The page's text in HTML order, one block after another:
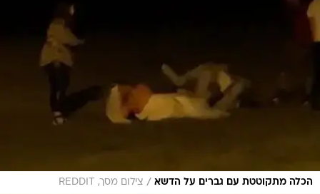
הכלה מתקוטטת עם גברים על הדשא / צילום מסך, REDDIT